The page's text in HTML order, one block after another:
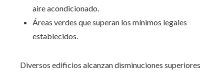
aire acondicionado.
Áreas verdes que superan los mínimos legales
establecidos.
Diversos edificios alcanzan disminuciones superiores